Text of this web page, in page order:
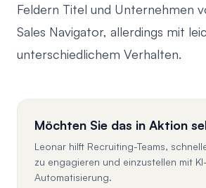
Feldern Titel und Unternehmen
Sales Navigator, allerdings mit
unterschiedlichem Verhalten.
Möchten Sie das in Aktion
Leonar hilft Recruiting-Teams,
zu engagieren und einzustellen mit
Automatisierung.